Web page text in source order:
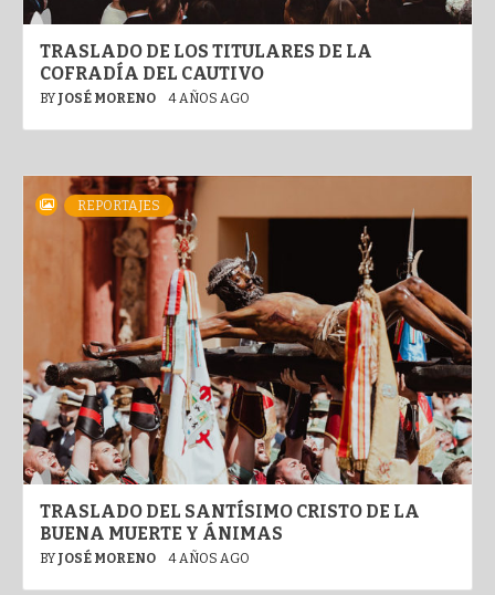
TRASLADO DE LOS TITULARES DE LA
COFRADÍA DEL CAUTIVO
BY JOSÉ MORENO 4 AÑOS AGO
REPORTAJES
TRASLADO DEL SANTÍSIMO CRISTO DE LA
BUENA MUERTE Y ÁNIMAS
BY JOSÉ MORENO 4 AÑOS AGO